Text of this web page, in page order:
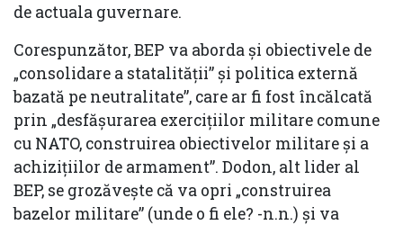
de actuala guvernare.
Corespunzător, BEP va aborda și obiectivele de
„consolidare a statalității” și politica externă
bazată pe neutralitate”, care ar fi fost încălcată
prin „desfășurarea exercițiilor militare comune
cu NATO, construirea obiectivelor militare și a
achizițiilor de armament”. Dodon, alt lider al
BEP, se grozăvește că va opri „construirea
bazelor militare” (unde o fi ele? -n.n.) și va